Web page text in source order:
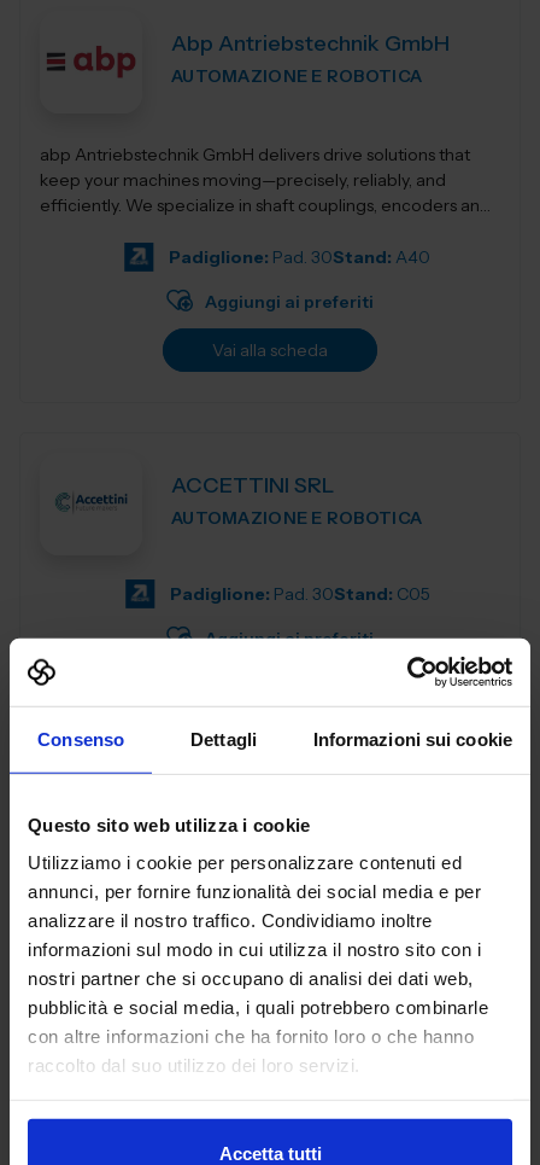
Consenso Dettagli Informazioni sui cookie
Questo sito web utilizza i cookie
Utilizziamo i cookie per personalizzare contenuti ed
annunci, per fornire funzionalità dei social media e per
analizzare il nostro traffico. Condividiamo inoltre
informazioni sul modo in cui utilizza il nostro sito con i
nostri partner che si occupano di analisi dei dati web,
pubblicità e social media, i quali potrebbero combinarle
con altre informazioni che ha fornito loro o che hanno
raccolto dal suo utilizzo dei loro servizi.
Accetta tutti
Abp Antriebstechnik GmbH
AUTOMAZIONE E ROBOTICA
abp Antriebstechnik GmbH delivers drive solutions that
keep your machines moving—precisely, reliably, and
efficiently. We specialize in shaft couplings, encoders and
Padiglione: Pad. 30Stand: A40
Aggiungi ai preferiti
Vai alla scheda
ACCETTINI SRL
AUTOMAZIONE E ROBOTICA
Padiglione: Pad. 30Stand: C05
Aggiungi ai preferiti
AD Consulting S.p.A
SUBFORNITURA MECCANICA
Guidiamo le aziende nel processo di trasformazione
digitale, aprendo nuove possibilità e ridefinendo i confini
dell’innovazione. Mettiamo a tua disposizione oltre 20 anni
di esperienza nel sett...
Padiglione: Pad. 26 Stand: B29